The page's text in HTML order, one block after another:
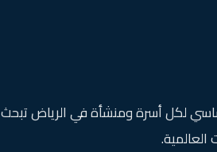
لكل أسرة ومنشأة في الرياض